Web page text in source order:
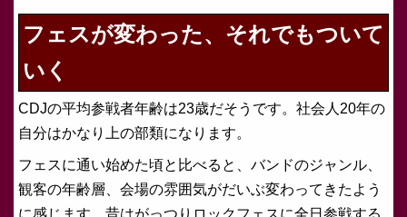
フェスが変わった、それでもついて
いく
CDJの平均参戦者年齢は23歳だそうです。社会人20年の
自分はかなり上の部類になります。
フェスに通い始めた頃と比べると、バンドのジャンル、
観客の年齢層、会場の雰囲気がだいぶ変わってきたよう
に感じます。昔はがっつりロックフェスに全日参戦する